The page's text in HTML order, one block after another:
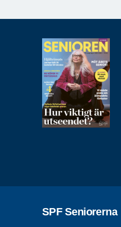
SPF Seniorerna